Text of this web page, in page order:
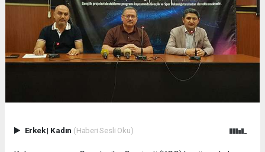
Erkek| Kadın (Haberi Sesli Oku)